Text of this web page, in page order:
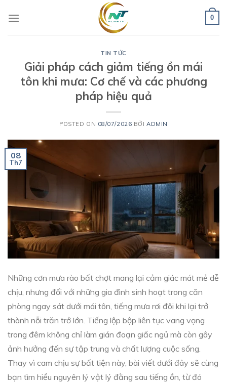
0
TIN TỨC
Giải pháp cách giảm tiếng ồn mái
tôn khi mưa: Cơ chế và các phương
pháp hiệu quả
POSTED ON 08/07/2026 BỞIADMIN
08
Th7
Những cơn mưa rào bất chợt mang lại cảm giác mát mẻ dễ
chịu, nhưng đối với những gia đình sinh hoạt trong căn
phòng ngay sát dưới mái tôn, tiếng mưa rơi đôi khi lại trở
thành nỗi trăn trở lớn. Tiếng lộp bộp liên tục vang vọng
trong đêm không chỉ làm gián đoạn giấc ngủ mà còn gây
ảnh hưởng đến sự tập trung và chất lượng cuộc sống.
Thay vì cam chịu sự bất tiện này, bài viết dưới đây sẽ cùng
bạn tìm hiểu nguyên lý vật lý đằng sau tiếng ồn, từ đó